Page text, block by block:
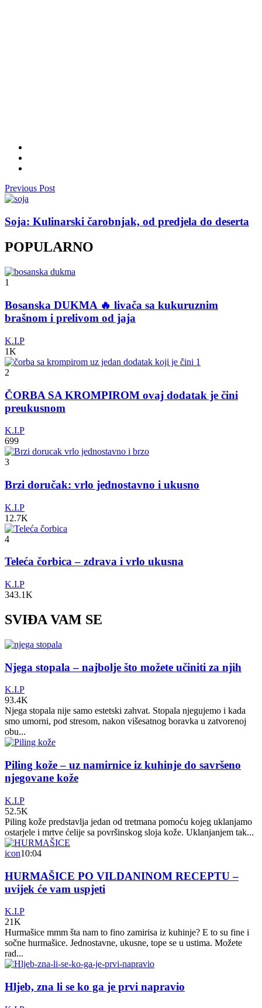
Previous Post
Soja: Kulinarski čarobnjak, od predjela do deserta
POPULARNO
1
Bosanska DUKMA 🔥 livača sa kukuruznim
brašnom i prelivom od jaja
K.I.P
1K
2
ČORBA SA KROMPIROM ovaj dodatak je čini
preukusnom
K.I.P
699
3
Brzi doručak: vrlo jednostavno i ukusno
K.I.P
12.7K
4
Teleća čorbica – zdrava i vrlo ukusna
K.I.P
343.1K
SVIĐA VAM SE
Njega stopala – najbolje što možete učiniti za njih
K.I.P
93.4K
Njega stopala nije samo estetski zahvat. Stopala njegujemo i kada
smo umorni, pod stresom, nakon višesatnog boravka u zatvorenoj
obu...
Piling kože – uz namirnice iz kuhinje do savršeno
njegovane kože
K.I.P
52.5K
Piling kože predstavlja jedan od tretmana pomoću kojeg uklanjamo
ostarjele i mrtve ćelije sa površinskog sloja kože. Uklanjanjem tak...
icon10:04
HURMAŠICE PO VILDANINOM RECEPTU –
uvijek će vam uspjeti
K.I.P
21K
Hurmašice mmm šta nam to fino zamirisa iz kuhinje? E to su fine i
sočne hurmašice. Jednostavne, ukusne, tope se u ustima. Možete
rad...
Hljeb, zna li se ko ga je prvi napravio